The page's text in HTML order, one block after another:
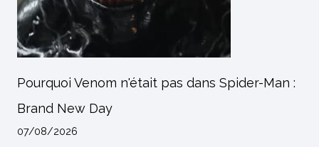
Pourquoi Venom n'était pas dans Spider-Man :
Brand New Day
07/08/2026